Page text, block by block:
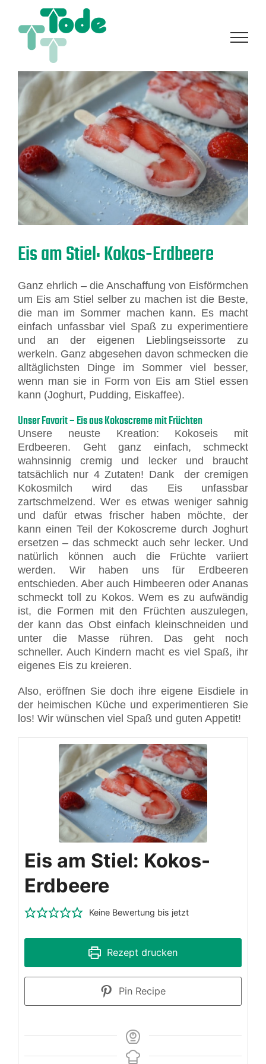
springen
Eis am Stiel: Kokos-Erdbeere
Ganz ehrlich – die Anschaffung von Eisförmchen
um Eis am Stiel selber zu machen ist die Beste,
die man im Sommer machen kann. Es macht
einfach unfassbar viel Spaß zu experimentiere
und an der eigenen Lieblingseissorte zu
werkeln. Ganz abgesehen davon schmecken die
alltäglichsten Dinge im Sommer viel besser,
wenn man sie in Form von Eis am Stiel essen
kann (Joghurt, Pudding, Eiskaffee).
Unser Favorit – Eis aus Kokoscreme mit Früchten
Unsere neuste Kreation: Kokoseis mit
Erdbeeren. Geht ganz einfach, schmeckt
wahnsinnig cremig und lecker und braucht
tatsächlich nur 4 Zutaten! Dank der cremigen
Kokosmilch wird das Eis unfassbar
zartschmelzend. Wer es etwas weniger sahnig
und dafür etwas frischer haben möchte, der
kann einen Teil der Kokoscreme durch Joghurt
ersetzen – das schmeckt auch sehr lecker. Und
natürlich können auch die Früchte variiert
werden. Wir haben uns für Erdbeeren
entschieden. Aber auch Himbeeren oder Ananas
schmeckt toll zu Kokos. Wem es zu aufwändig
ist, die Formen mit den Früchten auszulegen,
der kann das Obst einfach kleinschneiden und
unter die Masse rühren. Das geht noch
schneller. Auch Kindern macht es viel Spaß, ihr
eigenes Eis zu kreieren.
Also, eröffnen Sie doch ihre eigene Eisdiele in
der heimischen Küche und experimentieren Sie
los! Wir wünschen viel Spaß und guten Appetit!
Eis am Stiel: Kokos-
Erdbeere
Keine Bewertung bis jetzt
Rezept drucken
Pin Recipe